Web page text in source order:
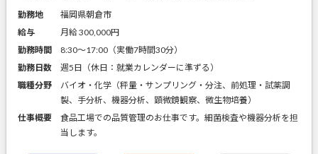
勤務地
福岡県朝倉市
給与
月給 300,000円
勤務時間
8:30～17:00（実働7時間30分）
勤務日数
週5日（休日：就業カレンダーに準ずる）
職種分野
バイオ・化学（秤量・サンプリング・分注、前処理・試薬調
製、手分析、機器分析、顕微鏡観察、微生物培養）
仕事概要
食品工場での品質管理のお仕事です。細菌検査や機器分析を担
当します。